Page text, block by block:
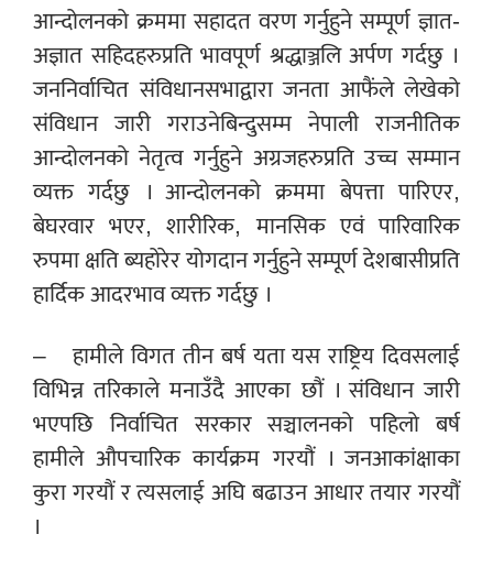
आन्दोलनको क्रममा सहादत वरण गर्नुहुने सम्पूर्ण ज्ञात-
अज्ञात सहिदहरुप्रति भावपूर्ण श्रद्धाञ्जलि अर्पण गर्दछु ।
जननिर्वाचित संविधानसभाद्वारा जनता आफैंले लेखेको
संविधान जारी गराउनेबिन्दुसम्म नेपाली राजनीतिक
आन्दोलनको नेतृत्व गर्नुहुने अग्रजहरुप्रति उच्च सम्मान
व्यक्त गर्दछु । आन्दोलनको क्रममा बेपत्ता पारिएर,
बेघरवार भएर, शारीरिक, मानसिक एवं पारिवारिक
रुपमा क्षति ब्यहोरेर योगदान गर्नुहुने सम्पूर्ण देशबासीप्रति
हार्दिक आदरभाव व्यक्त गर्दछु ।
– हामीले विगत तीन बर्ष यता यस राष्ट्रिय दिवसलाई
विभिन्न तरिकाले मनाउँदै आएका छौं । संविधान जारी
भएपछि निर्वाचित सरकार सञ्चालनको पहिलो बर्ष
हामीले औपचारिक कार्यक्रम गरयौं । जनआकांक्षाका
कुरा गरयौं र त्यसलाई अघि बढाउन आधार तयार गरयौं
।